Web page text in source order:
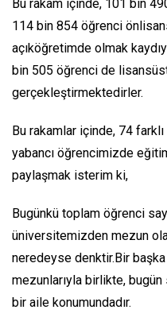
Bu rakam içinde, 101 bin
114 bin 854 öğrenci
açıköğretimde olmak
bin 505 öğrenci de
gerçekleştirmektedirler.
Bu rakamlar içinde, 74
yabancı öğrencimizde
paylaşmak isterim ki,
Bugünkü toplam öğrenci
üniversitemizden mezun
neredeyse denktir.Bir
mezunlarıyla birlikte, bugün
bir aile konumundadır.